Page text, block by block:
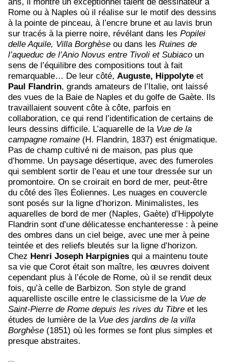
ans, il montre un exceptionnel talent de dessinateur à
Rome ou à Naples où il réalise sur le motif des dessins
à la pointe de pinceau, à l’encre brune et au lavis brun
sur tracés à la pierre noire, révélant dans les Popilei
delle Aquile, Villa Borghèse ou dans les Ruines de
l’aqueduc de l’Anio Novus entre Tivoli et Subiaco un
sens de l’équilibre des compositions tout à fait
remarquable… De leur côté, Auguste, Hippolyte et
Paul Flandrin, grands amateurs de l’Italie, ont laissé
des vues de la Baie de Naples et du golfe de Gaète. Ils
travaillaient souvent côte à côte, parfois en
collaboration, ce qui rend l’identification de certains de
leurs dessins difficile. L’aquarelle de la Vue de la
campagne romaine (H. Flandrin, 1837) est énigmatique.
Pas de champ cultivé ni de maison, pas plus que
d’homme. Un paysage désertique, avec des fumeroles
qui semblent sortir de l’eau et une tour dressée sur un
promontoire. On se croirait en bord de mer, peut-être
du côté des îles Éoliennes. Les nuages en couvercle
sont posés sur la ligne d’horizon. Minimalistes, les
aquarelles de bord de mer (Naples, Gaète) d’Hippolyte
Flandrin sont d’une délicatesse enchanteresse : à peine
des ombres dans un ciel beige, avec une mer à peine
teintée et des reliefs bleutés sur la ligne d’horizon.
Chez Henri Joseph Harpignies qui a maintenu toute
sa vie que Corot était son maître, les œuvres doivent
cependant plus à l’école de Rome, où il se rendit deux
fois, qu’à celle de Barbizon. Son style de grand
aquarelliste oscille entre le classicisme de la Vue de
Saint-Pierre de Rome depuis les rives du Tibre et les
études de lumière de la Vue des jardins de la villa
Borghèse (1851) où les formes se font plus simples et
presque abstraites.